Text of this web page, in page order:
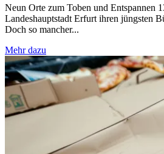
Neun Orte zum Toben und Entspannen
Landeshauptstadt Erfurt ihren jüngsten
Doch so mancher...
Mehr dazu